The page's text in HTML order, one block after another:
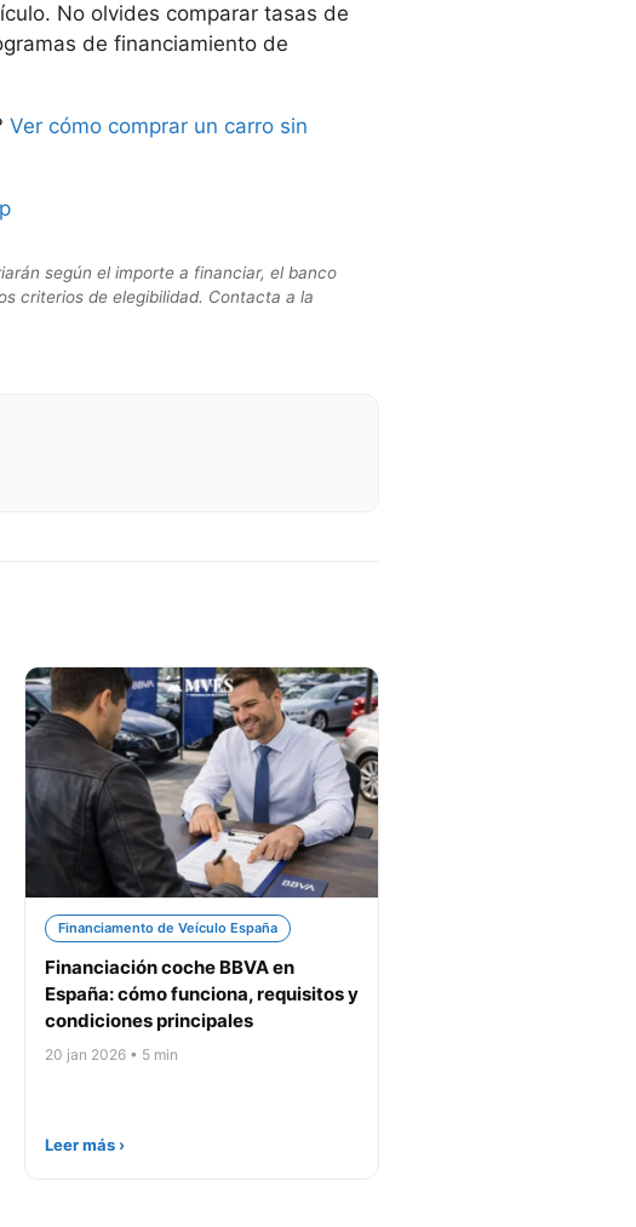
No olvides comparar tasas de
de financiamiento de
Ver cómo comprar un carro sin
según el importe a financiar, el banco
criterios de elegibilidad. Contacta a la
Financiamento de Veículo España
Financiación coche BBVA en
España: cómo funciona, requisitos y
condiciones principales
20 jan 2026 • 5 min
Leer más ›